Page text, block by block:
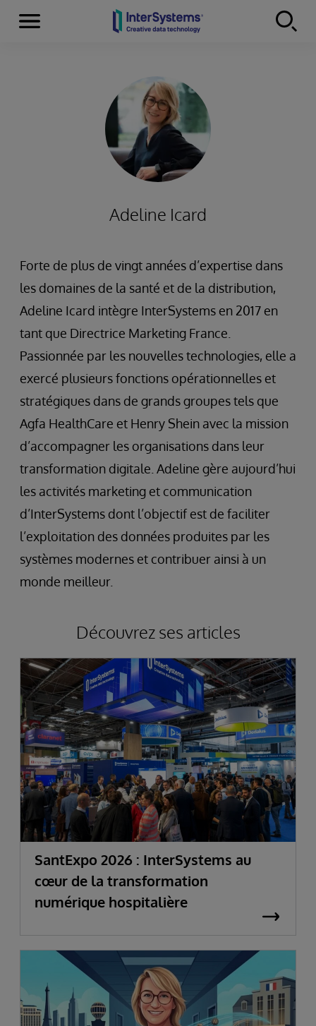
Skip to content
Menu
Adeline Icard
Forte de plus de vingt années d’expertise dans
les domaines de la santé et de la distribution,
Adeline Icard intègre InterSystems en 2017 en
tant que Directrice Marketing France.
Passionnée par les nouvelles technologies, elle a
exercé plusieurs fonctions opérationnelles et
stratégiques dans de grands groupes tels que
Agfa HealthCare et Henry Shein avec la mission
d’accompagner les organisations dans leur
transformation digitale. Adeline gère aujourd’hui
les activités marketing et communication
d’InterSystems dont l’objectif est de faciliter
l’exploitation des données produites par les
systèmes modernes et contribuer ainsi à un
monde meilleur.
Découvrez ses articles
SantExpo 2026 : InterSystems au
cœur de la transformation
numérique hospitalière